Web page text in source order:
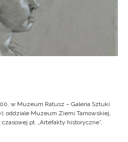
w Muzeum Ratusz – Galeria Sztuki
oddziale Muzeum Ziemi Tarnowskiej,
pt. „Artefakty historyczne”.